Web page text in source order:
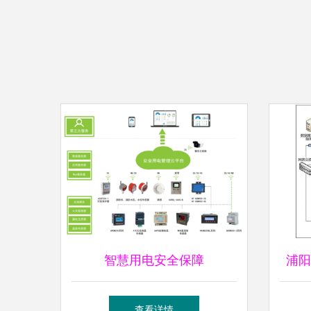
智慧用电安全保障
ACRELCLOUD-6000安全用
浦